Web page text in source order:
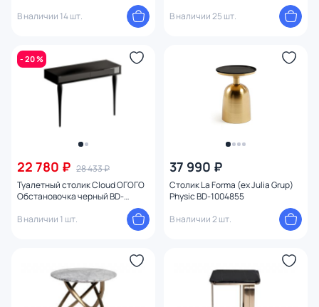
В наличии 14 шт.
В наличии 25 шт.
- 20 %
22 780 ₽ 28 433 ₽
Туалетный столик Cloud ОГОГО
Обстановочка черный BD-
В наличии 1 шт.
37 990 ₽
Столик La Forma (ex Julia Grup)
Physic BD-1004855
В наличии 2 шт.
Бренд
Цвет
1
Материал
Размер
Назначение